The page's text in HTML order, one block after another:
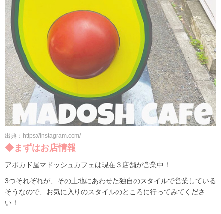
出典：https://instagram.com/
◆まずはお店情報
アボカド屋マドッシュカフェは現在３店舗が営業中！
3つそれぞれが、その土地にあわせた独自のスタイルで営業している
そうなので、お気に入りのスタイルのところに行ってみてくださ
い！